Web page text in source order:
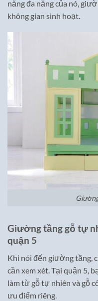
năng đa năng của nó,
không gian sinh hoạt.
Giường tầng gỗ tự
quận 5
Khi nói đến giường tầng,
cần xem xét. Tại quận 5,
làm từ gỗ tự nhiên và gỗ
ưu điểm riêng.